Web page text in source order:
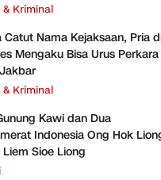
Kriminal
Catut Nama Kejaksaan, Pria
Mengaku Bisa Urus
Kriminal
Kawi dan Dua
Indonesia Ong Hok
Sioe Liong